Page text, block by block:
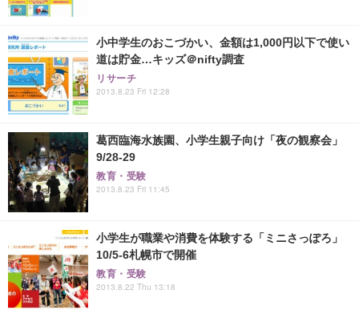
小中学生のおこづかい、金額は1,000円以下で使い
道は貯金…キッズ＠nifty調査
リサーチ
2013.8.23 Fri 12:28
葛西臨海水族園、小学生親子向け「夜の観察会」
9/28-29
教育・受験
2013.8.23 Fri 11:45
小学生が職業や消費を体験する「ミニさっぽろ」
10/5-6札幌市で開催
教育・受験
2013.8.22 Thu 13:18